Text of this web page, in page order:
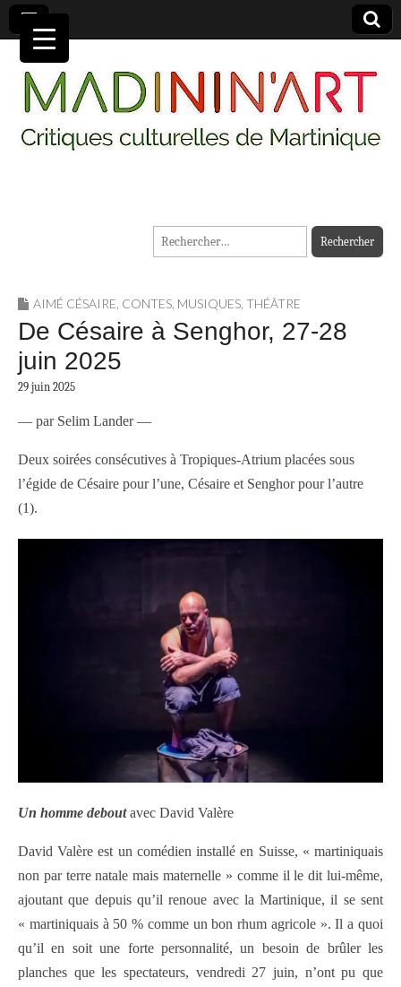
MADININ'ART
Rechercher :
AIMÉ CÉSAIRE, CONTES, MUSIQUES, THÉÂTRE
De Césaire à Senghor, 27-28
juin 2025
29 juin 2025
— par Selim Lander —
Deux soirées consécutives à Tropiques-Atrium placées sous
l’égide de Césaire pour l’une, Césaire et Senghor pour l’autre
(1).
Un homme deboutavec David Valère
David Valère est un comédien installé en Suisse, « martiniquais
non par terre natale mais maternelle » comme il le dit lui-même,
ajoutant que depuis qu’il renoue avec la Martinique, il se sent
« martiniquais à 50 % comme un bon rhum agricole ». Il a quoi
qu’il en soit une forte personnalité, un besoin de brûler les
planches que les spectateurs, vendredi 27 juin, n’ont pu que